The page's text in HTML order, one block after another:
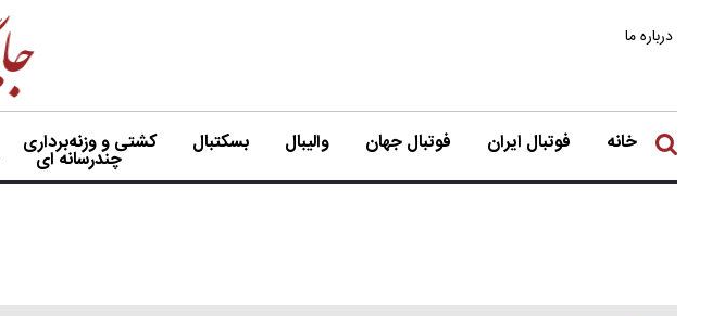
درباره ما
خانه فوتبال ایران فوتبال جهان والیبال بسکتبال کشتی و وزنه‌برداری
چندرسانه ای